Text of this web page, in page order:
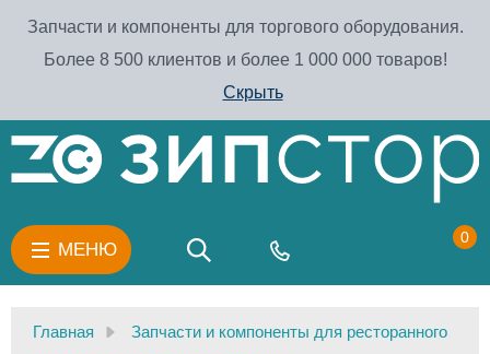
Запчасти и компоненты для торгового оборудования.
Более 8 500 клиентов и более 1 000 000 товаров!
Скрыть
МЕНЮ
0
Главная
Запчасти и компоненты для ресторанного